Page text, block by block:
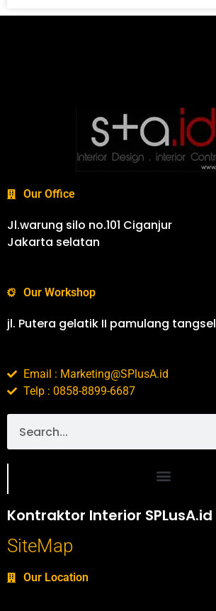
Our Office
Jl.warung silo no.101 Ciganjur
Jakarta selatan
Our Workshop
jl. Putera gelatik II pamulang tangsel
Email : Marketing@SPlusA.id
Telp : 0858-8899-6687
Kontraktor Interior SPLusA.id
SiteMap
Our Location